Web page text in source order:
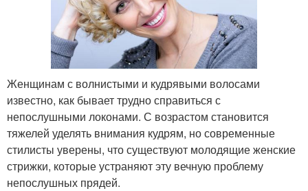
Женщинам с волнистыми и кудрявыми волосами
известно, как бывает трудно справиться с
непослушными локонами. С возрастом становится
тяжелей уделять внимания кудрям, но современные
стилисты уверены, что существуют молодящие женские
стрижки, которые устраняют эту вечную проблему
непослушных прядей.